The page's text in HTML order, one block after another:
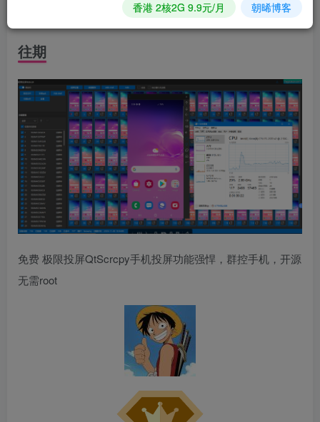
支持批量控制安卓手机
往期
免费 极限投屏QtScrcpy手机投屏功能强悍，群控手机，开源
无需root
香港 2核2G 9.9元/月 朝晞博客